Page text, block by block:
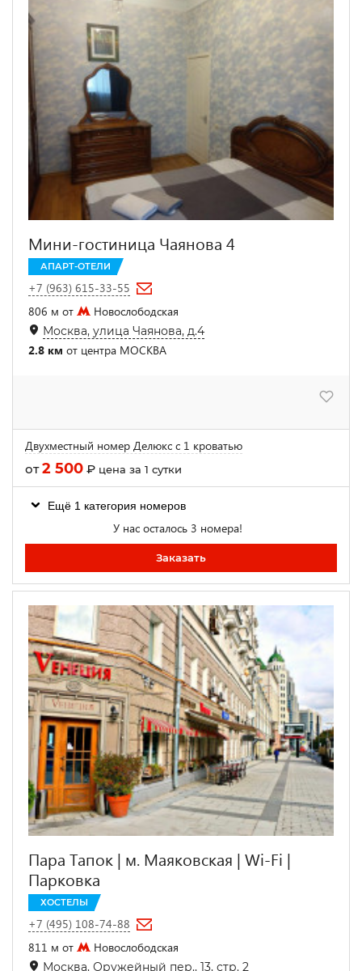
Мини-гостиница Чаянова 4
АПАРТ-ОТЕЛИ
+7 (963) 615-33-55
806 м от
Новослободская
Москва, улица Чаянова, д.4
2.8 км от центра МОСКВА
Двухместный номер Делюкс с 1 кроватью
от2 500 ₽ цена за 1 сутки
Ещё 1 категория номеров
У нас осталось 3 номера!
Заказать
Пара Тапок | м. Маяковская | Wi-Fi |
Парковка
ХОСТЕЛЫ
+7 (495) 108-74-88
811 м от
Новослободская
Москва, Оружейный пер., 13, стр. 2